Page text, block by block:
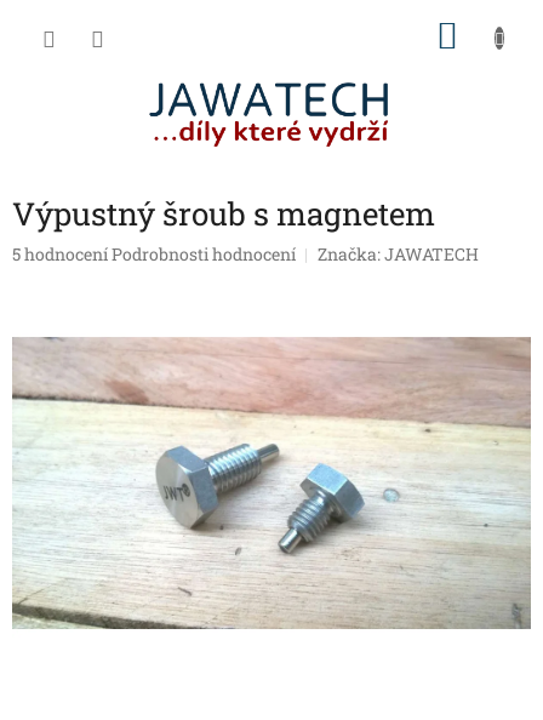
Výpustný šroub s magnetem
Průměrné
5
5 hodnoceníPodrobnosti hodnocení Značka:JAWATECH